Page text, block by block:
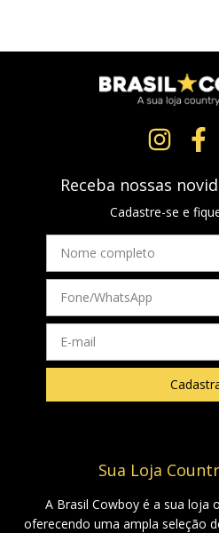
Receba nossas
Cadastre-se e
Sua Loja
A Brasil Cowboy é a sua loja
oferecendo uma ampla seleção